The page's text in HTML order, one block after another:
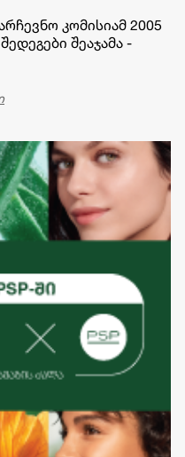
კომისიამ 2005
შეაჯამა -